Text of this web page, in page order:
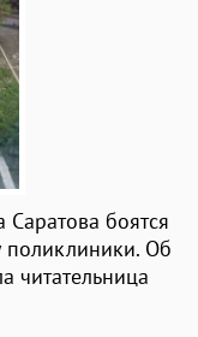
боятся
поликлиники. Об
читательница